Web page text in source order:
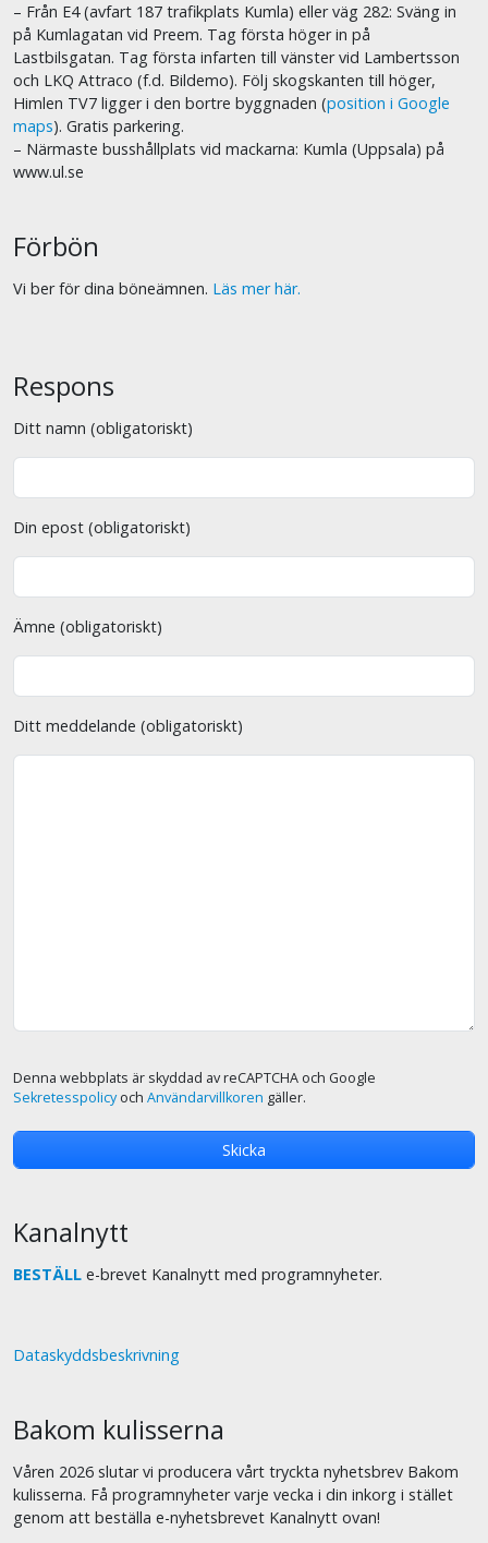
– Från E4 (avfart 187 trafikplats Kumla) eller väg 282: Sväng in
på Kumlagatan vid Preem. Tag första höger in på
Lastbilsgatan. Tag första infarten till vänster vid Lambertsson
och LKQ Attraco (f.d. Bildemo). Följ skogskanten till höger,
Himlen TV7 ligger i den bortre byggnaden (position i Google
maps). Gratis parkering.
– Närmaste busshållplats vid mackarna: Kumla (Uppsala) på
www.ul.se
Förbön
Vi ber för dina böneämnen. Läs mer här.
Respons
Ditt namn (obligatoriskt)
Din epost (obligatoriskt)
Ämne (obligatoriskt)
Ditt meddelande (obligatoriskt)
Denna webbplats är skyddad av reCAPTCHA och Google
Sekretesspolicyoch Användarvillkoren gäller.
Kanalnytt
BESTÄLL e-brevet Kanalnytt med programnyheter.
Dataskyddsbeskrivning
Bakom kulisserna
Våren 2026 slutar vi producera vårt tryckta nyhetsbrev Bakom
kulisserna. Få programnyheter varje vecka i din inkorg i stället
genom att beställa e-nyhetsbrevet Kanalnytt ovan!